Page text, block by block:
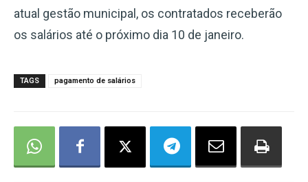
atual gestão municipal, os contratados receberão
os salários até o próximo dia 10 de janeiro.
TAGS pagamento de salários